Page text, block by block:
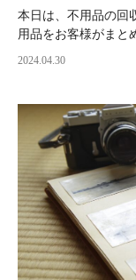
本日は、不用品の回
用品をお客様がまと
2024.04.30